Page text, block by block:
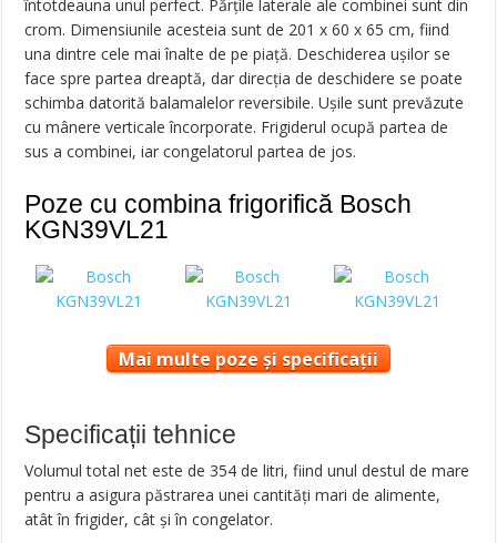
întotdeauna unul perfect. Părțile laterale ale combinei sunt din
crom. Dimensiunile acesteia sunt de 201 x 60 x 65 cm, fiind
una dintre cele mai înalte de pe piață. Deschiderea ușilor se
face spre partea dreaptă, dar direcția de deschidere se poate
schimba datorită balamalelor reversibile. Ușile sunt prevăzute
cu mânere verticale încorporate. Frigiderul ocupă partea de
sus a combinei, iar congelatorul partea de jos.
Poze cu combina frigorifică Bosch
KGN39VL21
Mai multe poze și specificații
Specificații tehnice
Volumul total net este de 354 de litri, fiind unul destul de mare
pentru a asigura păstrarea unei cantități mari de alimente,
atât în frigider, cât și în congelator.